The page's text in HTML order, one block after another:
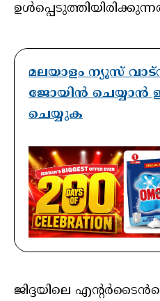
മലയാളം ന്യൂസ്
ജോയിൻ ചെയ്യാൻ
ചെയ്യുക
ജിദ്ദയിലെ